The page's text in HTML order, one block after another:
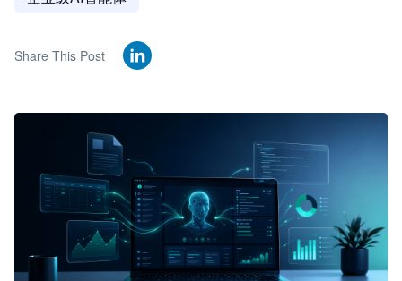
Share This Post